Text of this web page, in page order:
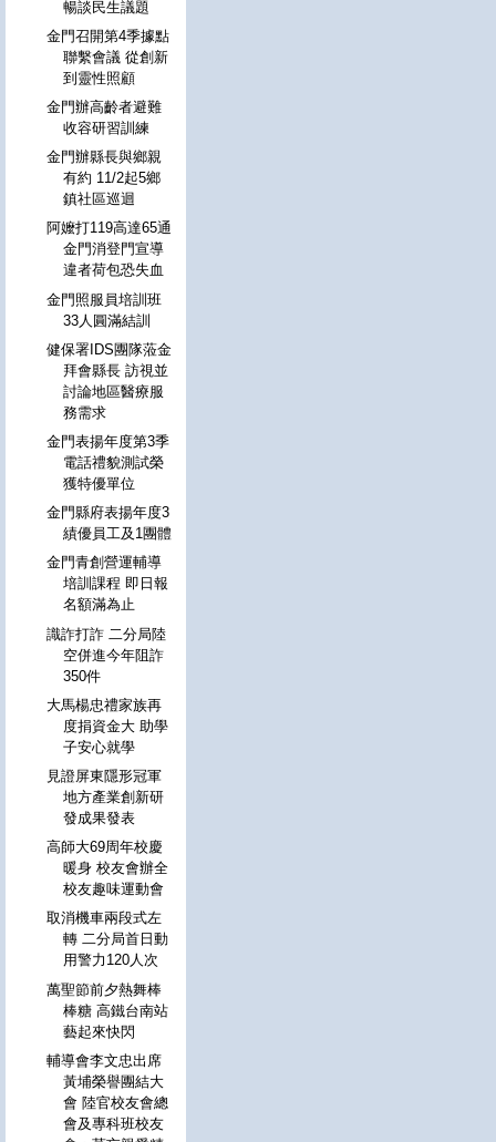
暢談民生議題
金門召開第4季據點
聯繫會議 從創新
到靈性照顧
金門辦高齡者避難
收容研習訓練
金門辦縣長與鄉親
有約 11/2起5鄉
鎮社區巡迴
阿嬤打119高達65通
金門消登門宣導
違者荷包恐失血
金門照服員培訓班
33人圓滿結訓
健保署IDS團隊蒞金
拜會縣長 訪視並
討論地區醫療服
務需求
金門表揚年度第3季
電話禮貌測試榮
獲特優單位
金門縣府表揚年度3
績優員工及1團體
金門青創營運輔導
培訓課程 即日報
名額滿為止
識詐打詐 二分局陸
空併進今年阻詐
350件
大馬楊忠禮家族再
度捐資金大 助學
子安心就學
見證屏東隱形冠軍
地方產業創新研
發成果發表
高師大69周年校慶
暖身 校友會辦全
校友趣味運動會
取消機車兩段式左
轉 二分局首日動
用警力120人次
萬聖節前夕熱舞棒
棒糖 高鐵台南站
藝起來快閃
輔導會李文忠出席
黃埔榮譽團結大
會 陸官校友會總
會及專科班校友